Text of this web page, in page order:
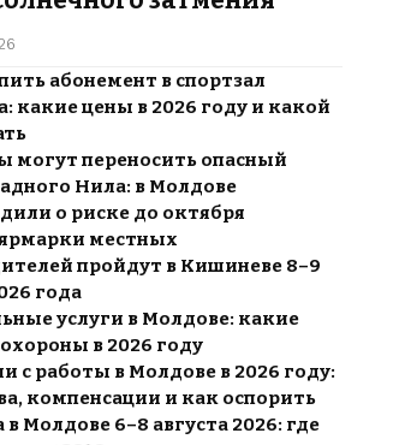
абонемент в спортзал
какие цены в 2026 году и какой
могут переносить опасный
Нила: в Молдове
о риске до октября
местных
пройдут в Кишиневе 8–9
года
услуги в Молдове: какие
в 2026 году
с работы в Молдове в 2026 году:
компенсации и как оспорить
в Молдове 6–8 августа 2026: где